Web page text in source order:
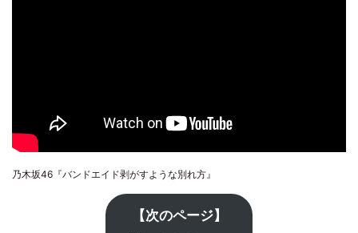
乃木坂46『バンドエイド剥がすような別れ方』
【次のページ】